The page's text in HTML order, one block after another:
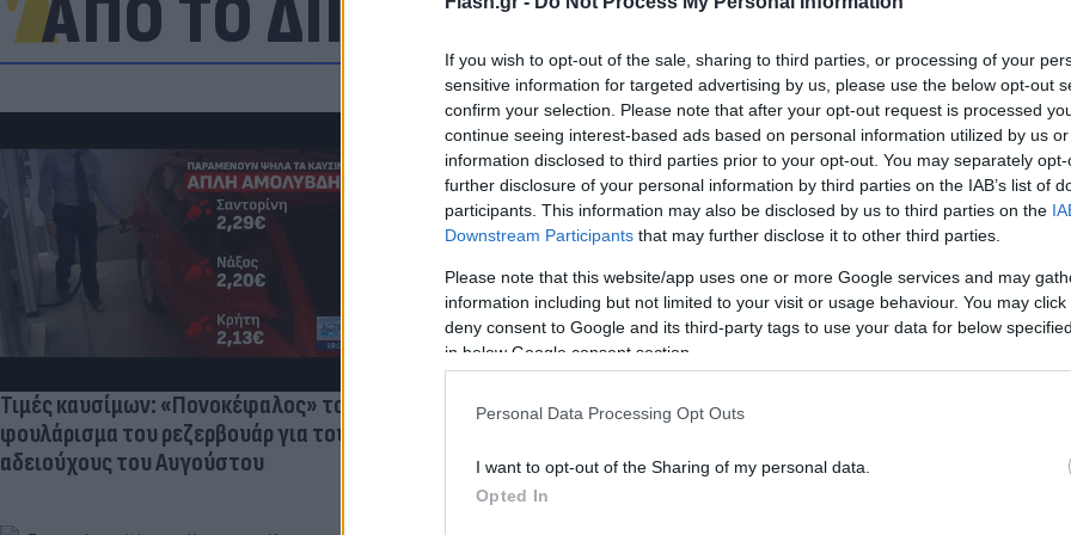
If you wish to opt-out of the sale, sharing to third parties, or processing of your
sensitive information for targeted advertising by us, please use the below opt-out
confirm your selection. Please note that after your opt-out request is processed
continue seeing interest-based ads based on personal information utilized by us
information disclosed to third parties prior to your opt-out. You may separately
further disclosure of your personal information by third parties on the IAB’s list of
participants. This information may also be disclosed by us to third parties on the
Downstream Participants that may further disclose it to other third parties.
Please note that this website/app uses one or more Google services and may
information including but not limited to your visit or usage behaviour. You may
deny consent to Google and its third-party tags to use your data for below
in below Google consent section.
Personal Data Processing Opt Outs
I want to opt-out of the Sharing of my personal data.
Opted In
ΑΠΟ ΤΟ ΔΙΚΤΥΟ
Τιμές καυσίμων: «Πονοκέφαλος» το
φουλάρισμα του ρεζερβουάρ για τους
αδειούχους του Αυγούστου
Πανζουρλισμός στην παρουσίαση του
Σαλάχ - Χιλιάδες κόσμου στο γήπεδο
της Τραμπζονσπόρ (video)
Skin dysmorphia: Όταν η
«τέλειο» δέρμα αποτελεί
ψυχικής υγείας